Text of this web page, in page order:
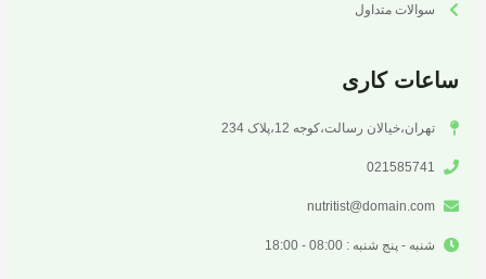
سوالات متداول
ساعات کاری
تهران،خیالان رسالت،کوجه 12،پلاک 234
021585741
nutritist@domain.com
شنبه - پنج شنبه : 08:00 - 18:00